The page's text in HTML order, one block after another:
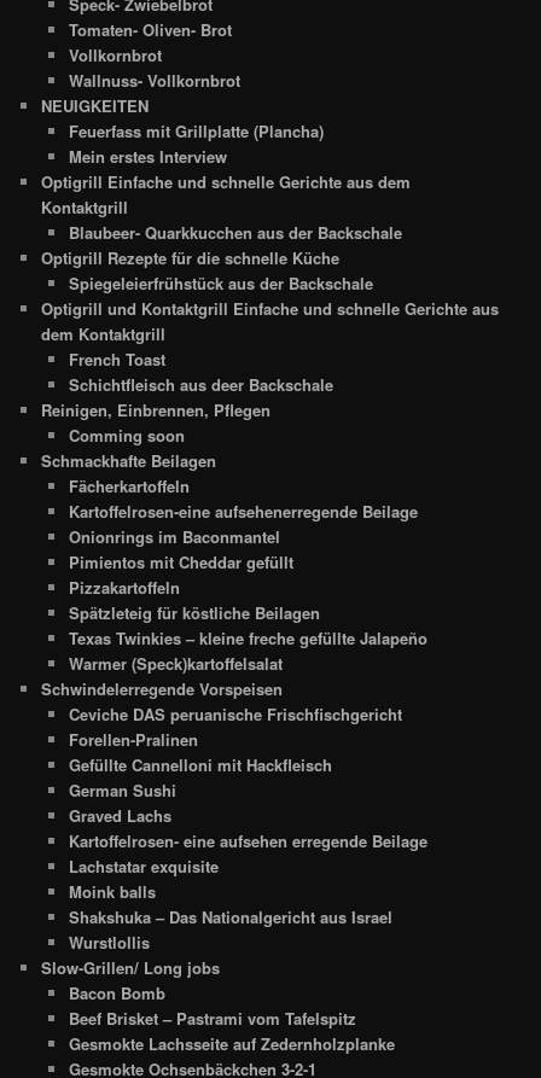
Speck- Zwiebelbrot
Tomaten- Oliven- Brot
Vollkornbrot
Wallnuss- Vollkornbrot
NEUIGKEITEN
Feuerfass mit Grillplatte (Plancha)
Mein erstes Interview
Optigrill Einfache und schnelle Gerichte aus dem
Kontaktgrill
Blaubeer- Quarkkucchen aus der Backschale
Optigrill Rezepte für die schnelle Küche
Spiegeleierfrühstück aus der Backschale
Optigrill und Kontaktgrill Einfache und schnelle Gerichte aus
dem Kontaktgrill
French Toast
Schichtfleisch aus deer Backschale
Reinigen, Einbrennen, Pflegen
Comming soon
Schmackhafte Beilagen
Fächerkartoffeln
Kartoffelrosen-eine aufsehenerregende Beilage
Onionrings im Baconmantel
Pimientos mit Cheddar gefüllt
Pizzakartoffeln
Spätzleteig für köstliche Beilagen
Texas Twinkies – kleine freche gefüllte Jalapeño
Warmer (Speck)kartoffelsalat
Schwindelerregende Vorspeisen
Ceviche DAS peruanische Frischfischgericht
Forellen-Pralinen
Gefüllte Cannelloni mit Hackfleisch
German Sushi
Graved Lachs
Kartoffelrosen- eine aufsehen erregende Beilage
Lachstatar exquisite
Moink balls
Shakshuka – Das Nationalgericht aus Israel
Wurstlollis
Slow-Grillen/ Long jobs
Bacon Bomb
Beef Brisket – Pastrami vom Tafelspitz
Gesmokte Lachsseite auf Zedernholzplanke
Gesmokte Ochsenbäckchen 3-2-1